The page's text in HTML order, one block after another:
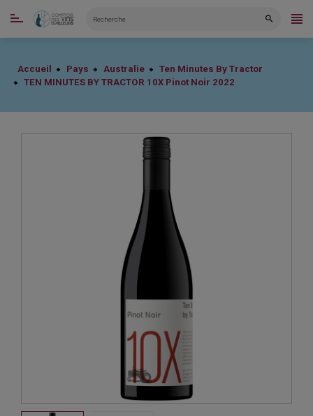
CATÉGORIES
Accueil Pays Australie
Ten Minutes By Tractor
TEN MINUTES BY TRACTOR 10X Pinot Noir 2022